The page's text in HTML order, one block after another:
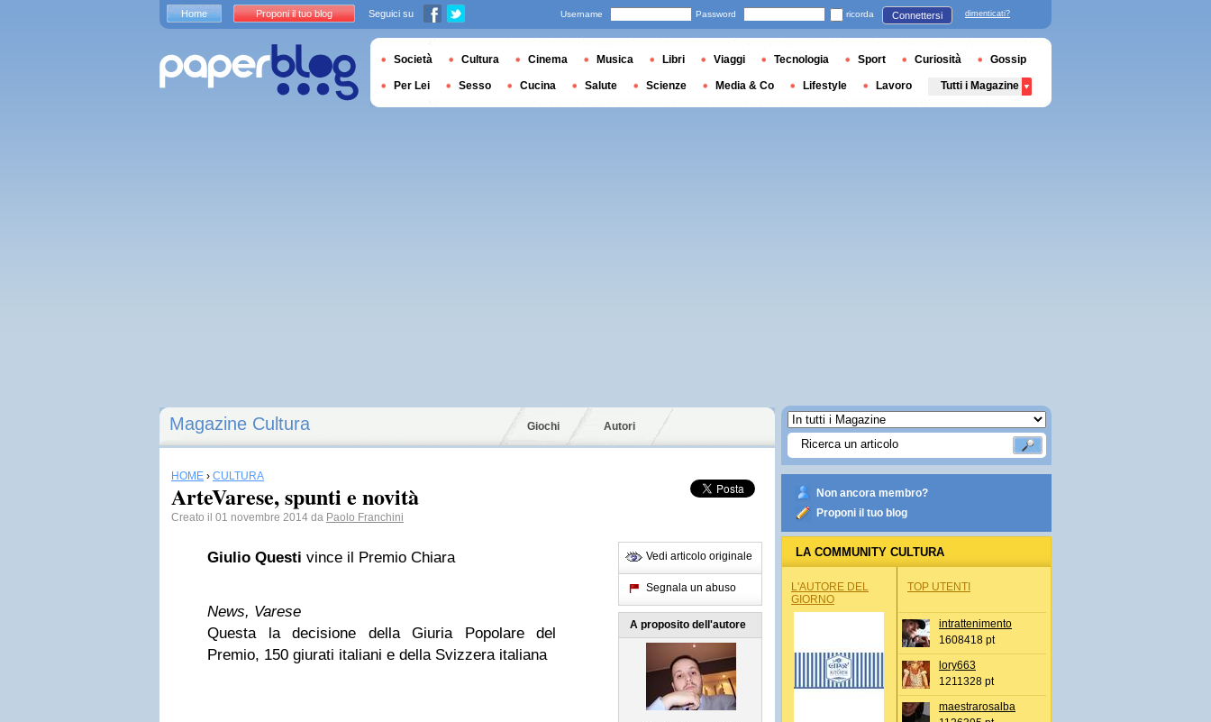
Magazine Cultura Giochi Autori
HOME › CULTURA
ArteVarese, spunti e novità
Creato il 01 novembre 2014 da Paolo Franchini
Giulio Questi vince il Premio Chiara
News, Varese
Questa la decisione della Giuria Popolare del
Premio, 150 giurati italiani e della Svizzera italiana
Vedi articolo originale
Segnala un abuso
A proposito dell'autore
Non ancora membro?
Proponi il tuo blog
LA COMMUNITY CULTURA
L'AUTORE DEL
GIORNO
TOP UTENTI
intrattenimento
1608418 pt
lory663
1211328 pt
maestrarosalba
Home Proponi il tuo blog Seguici su Username Password ricorda Connettersi dimenticati?
Società Cultura Cinema Musica Libri Viaggi Tecnologia Sport Curiosità Gossip
Per Lei Sesso Cucina Salute Scienze Media & Co Lifestyle Lavoro Tutti i Magazine